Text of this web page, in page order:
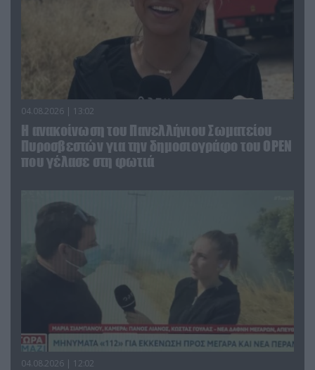
04.08.2026 | 13:02
Η ανακοίνωση του Πανελλήνιου Σωματείου
Πυροσβεστών για την δημοσιογράφο του OPEN
που γέλασε στη φωτιά
04.08.2026 | 12:02